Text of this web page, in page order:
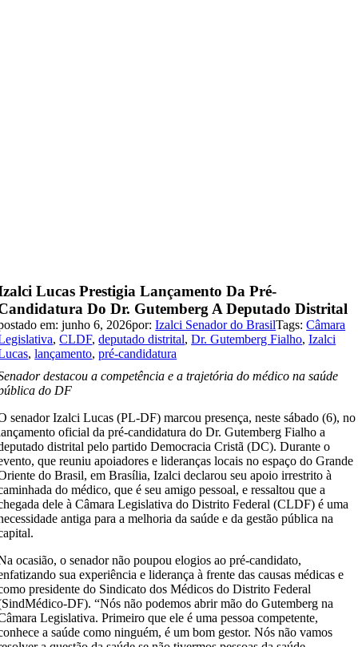
Lucas Prestigia Lançamento Da Pré-
Do Dr. Gutemberg A Deputado Distrital
em: junho 6, 2026por:Izalci Senador do BrasilTags:Câmara
,CLDF,deputado distrital,Dr. Gutemberg Fialho,Izalci
,lançamento,pré-candidatura
destacou a competência e a trajetória do médico na saúde
do DF
senador Izalci Lucas (PL-DF) marcou presença, neste sábado (6), no
oficial da pré-candidatura do Dr. Gutemberg Fialho a
distrital pelo partido Democracia Cristã (DC). Durante o
que reuniu apoiadores e lideranças locais no espaço do Grande
do Brasil, em Brasília, Izalci declarou seu apoio irrestrito à
do médico, que é seu amigo pessoal, e ressaltou que a
dele à Câmara Legislativa do Distrito Federal (CLDF) é uma
antiga para a melhoria da saúde e da gestão pública na
ocasião, o senador não poupou elogios ao pré-candidato,
sua experiência e liderança à frente das causas médicas e
presidente do Sindicato dos Médicos do Distrito Federal
DF). “Nós não podemos abrir mão do Gutemberg na
Legislativa. Primeiro que ele é uma pessoa competente,
a saúde como ninguém, é um bom gestor. Nós não vamos